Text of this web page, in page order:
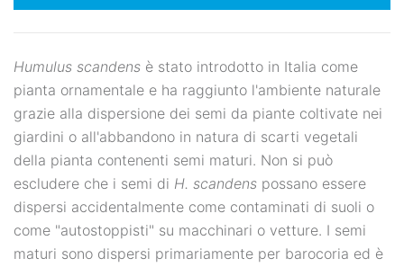
Humulus scandens è stato introdotto in Italia come
pianta ornamentale e ha raggiunto l'ambiente naturale
grazie alla dispersione dei semi da piante coltivate nei
giardini o all'abbandono in natura di scarti vegetali
della pianta contenenti semi maturi. Non si può
escludere che i semi di H. scandens possano essere
dispersi accidentalmente come contaminati di suoli o
come "autostoppisti" su macchinari o vetture. I semi
maturi sono dispersi primariamente per barocoria ed è